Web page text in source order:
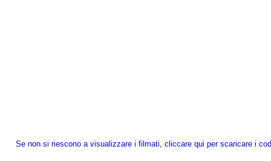
Se non si riescono a visualizzare i filmati, cliccare qui per scaricare i